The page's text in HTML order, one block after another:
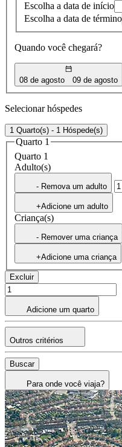
Escolha a data de início
Escolha a data de término
Quando você chegará?
08 de agosto 09 de agosto
Selecionar hóspedes
1 Quarto(s) - 1 Hóspede(s)
Quarto 1
Quarto 1
Adulto(s)
- Remova um adulto
+Adicione um adulto
Criança(s)
- Remover uma criança
+Adicione uma criança
Excluir
Adicione um quarto
Outros critérios
Buscar
Para onde você viaja?